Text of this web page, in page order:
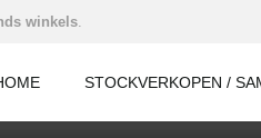
winkels.
STOCKVERKOPEN /